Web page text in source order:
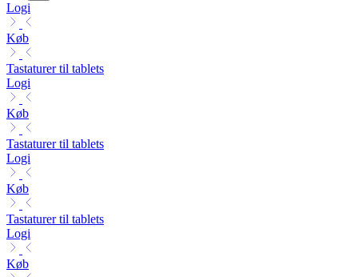
Logi
Køb
Tastaturer til tablets
Logi
Køb
Tastaturer til tablets
Logi
Køb
Tastaturer til tablets
Logi
Køb